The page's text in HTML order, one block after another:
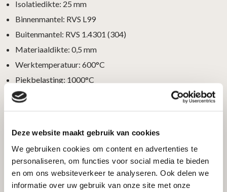
Deze website maakt gebruik van cookies
We gebruiken cookies om content en advertenties te
personaliseren, om functies voor social media te bieden
en om ons websiteverkeer te analyseren. Ook delen we
informatie over uw gebruik van onze site met onze
Isolatiedikte: 25 mm
Binnenmantel: RVS L99
Buitenmantel: RVS 1.4301 (304)
Materiaaldikte: 0,5 mm
Werktemperatuur: 600°C
Piekbelasting: 1000°C
Inclusief klembanden
Rechtstreeks geïmporteerd uit de fabriek
Hulp nodig bij jouw installatie?